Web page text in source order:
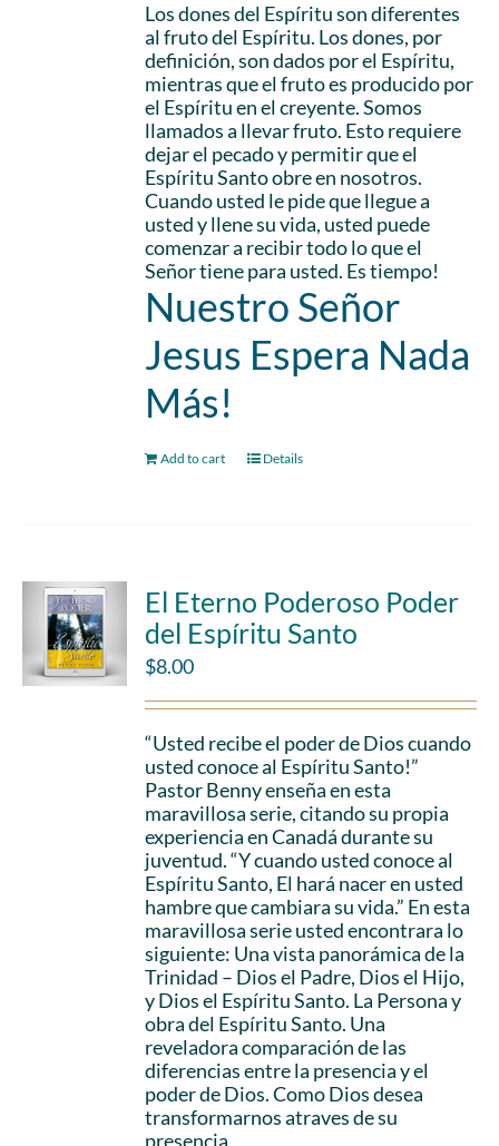
Los dones del Espíritu son diferentes
al fruto del Espíritu. Los dones, por
definición, son dados por el Espíritu,
mientras que el fruto es producido por
el Espíritu en el creyente. Somos
llamados a llevar fruto. Esto requiere
dejar el pecado y permitir que el
Espíritu Santo obre en nosotros.
Cuando usted le pide que llegue a
usted y llene su vida, usted puede
comenzar a recibir todo lo que el
Señor tiene para usted. Es tiempo!
Nuestro Señor
Jesus Espera Nada
Más!
Add to cart Details
El Eterno Poderoso Poder
del Espíritu Santo
$8.00
“Usted recibe el poder de Dios cuando
usted conoce al Espíritu Santo!”
Pastor Benny enseña en esta
maravillosa serie, citando su propia
experiencia en Canadá durante su
juventud. “Y cuando usted conoce al
Espíritu Santo, El hará nacer en usted
hambre que cambiara su vida.” En esta
maravillosa serie usted encontrara lo
siguiente: Una vista panorámica de la
Trinidad – Dios el Padre, Dios el Hijo,
y Dios el Espíritu Santo. La Persona y
obra del Espíritu Santo. Una
reveladora comparación de las
diferencias entre la presencia y el
poder de Dios. Como Dios desea
transformarnos atraves de su
presencia.